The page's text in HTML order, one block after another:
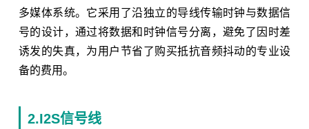
多媒体系统。它采用了沿独立的导线传输时钟与数据信
号的设计，通过将数据和时钟信号分离，避免了因时差
诱发的失真，为用户节省了购买抵抗音频抖动的专业设
备的费用。
2.I2S信号线